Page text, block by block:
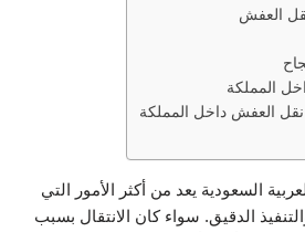
العفش
المملكة
نقل العفش داخل المملكة
السعودية يعد من أكثر الأمور التي
الدقيق. سواء كان الانتقال بسبب